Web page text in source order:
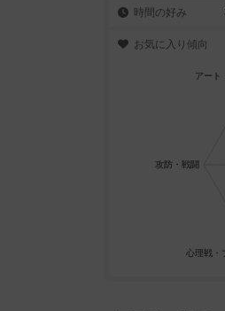
時間の好み
お気に入り傾向